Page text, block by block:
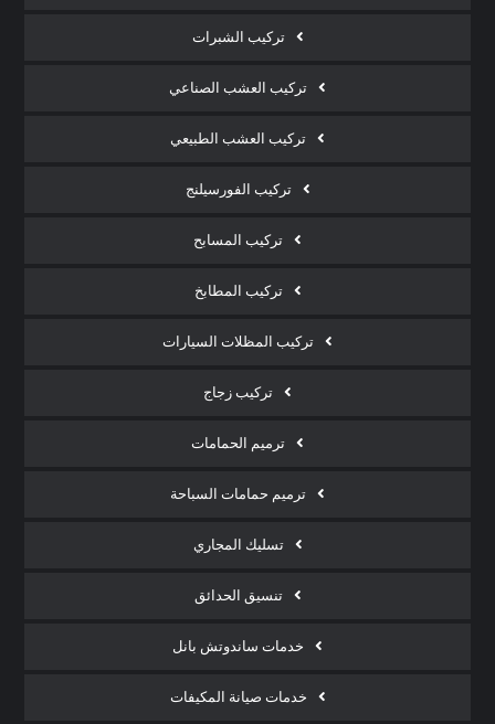
تركيب الشبرات
تركيب العشب الصناعي
تركيب العشب الطبيعي
تركيب الفورسيلنج
تركيب المسابح
تركيب المطابخ
تركيب المظلات السيارات
تركيب زجاج
ترميم الحمامات
ترميم حمامات السباحة
تسليك المجاري
تنسيق الحدائق
خدمات ساندوتش بانل
خدمات صيانة المكيفات